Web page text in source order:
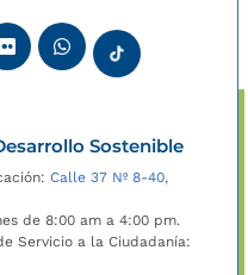
Sostenible
Calle 37 Nº 8-40,
de 8:00 am a 4:00 pm.
Servicio a la Ciudadanía: